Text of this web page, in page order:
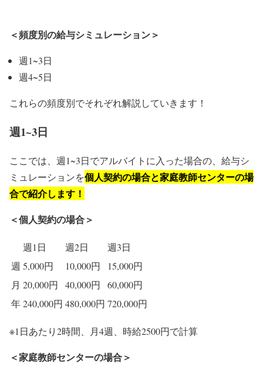
＜頻度別の給与シミュレーション＞
週1~3日
週4~5日
これらの頻度別でそれぞれ解説していきます！
週1~3日
ここでは、週1~3日でアルバイトに入った場合の、給与シ
ミュレーションを個人契約の場合と家庭教師センターの場
合で紹介します！
＜個人契約の場合＞
週1日 週2日
週3日
週 5,000円 10,000円
15,000円
月 20,000円 40,000円
60,000円
年240,000円 480,000円 720,000円
※1日あたり2時間、月4週、時給2500円で計算
＜家庭教師センターの場合＞